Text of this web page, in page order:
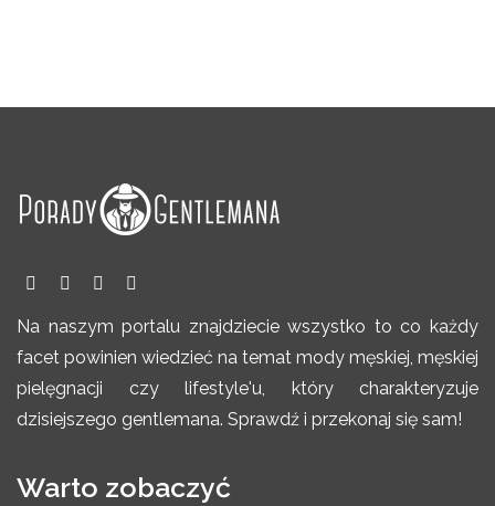
Na naszym portalu znajdziecie wszystko to co każdy
facet powinien wiedzieć na temat mody męskiej, męskiej
pielęgnacji czy lifestyle'u, który charakteryzuje
dzisiejszego gentlemana. Sprawdź i przekonaj się sam!
Warto zobaczyć